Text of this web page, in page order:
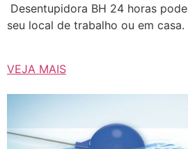
Desentupidora BH 24 horas
seu local de trabalho ou em casa.
VEJA MAIS